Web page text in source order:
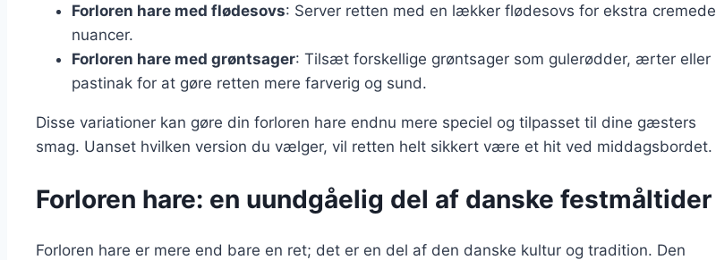
Forloren hare med flødesovs: Server retten med en lækker flødesovs for ekstra cremede
nuancer.
Forloren hare med grøntsager: Tilsæt forskellige grøntsager som gulerødder, ærter eller
pastinak for at gøre retten mere farverig og sund.
Disse variationer kan gøre din forloren hare endnu mere speciel og tilpasset til dine gæsters
smag. Uanset hvilken version du vælger, vil retten helt sikkert være et hit ved middagsbordet.
Forloren hare: en uundgåelig del af danske festmåltider
Forloren hare er mere end bare en ret; det er en del af den danske kultur og tradition. Den